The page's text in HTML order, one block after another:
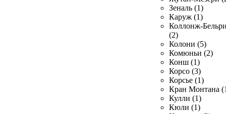
Зеналь (1)
Каруж (1)
Коллонж-
(2)
Колони (5)
Комюньи (2)
Конш (1)
Корсо (3)
Корсье (1)
Кран Монтана
Кулли (1)
Кюли (1)